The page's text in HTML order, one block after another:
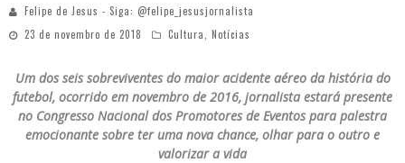
Felipe de Jesus - Siga: @felipe_jesusjornalista
23 de novembro de 2018
Cultura Notícias
Um dos seis sobreviventes do maior acidente aéreo da história do
futebol, ocorrido em novembro de 2016, jornalista estará presente
no Congresso Nacional dos Promotores de Eventos para palestra
emocionante sobre ter uma nova chance, olhar para o outro e
valorizar a vida